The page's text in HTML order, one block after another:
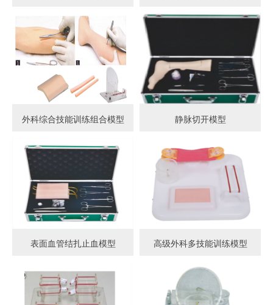
外科综合技能训练组合模型 静脉切开模型
表面血管结扎止血模型 高级外科多技能训练模型